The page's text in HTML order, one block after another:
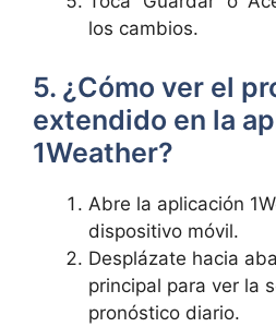
los cambios.
5. ¿Cómo ver el
extendido en la
1Weather?
Abre la aplicación
dispositivo móvil.
Desplázate hacia
principal para ver la
pronóstico diario.